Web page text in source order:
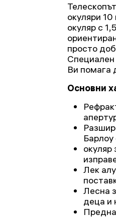
окуляри
окуляр с
просто
Специален
Ви помага
Основни
окуляр
Лек
Лесна
деца и